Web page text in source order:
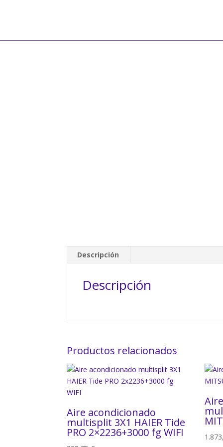
Descripción
Descripción
Productos relacionados
Aire acondicionado
multisplit 3X1 HAIER Tide
PRO 2×2236+3000 fg WIFI